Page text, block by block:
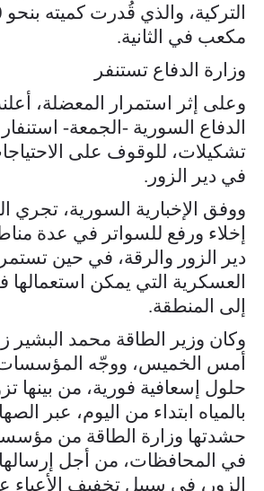
مكعب في الثانية.
وزارة الدفاع تستنفر
وعلى إثر استمرار المعضلة،
الدفاع السورية -الجمعة-
تشكيلات، للوقوف على
في دير الزور.
ووفق الإخبارية السورية، تجري
إخلاء ورفع للسواتر في عدة
دير الزور والرقة، في حين
العسكرية التي يمكن
إلى المنطقة.
وكان وزير الطاقة محمد البشير
أمس الخميس، ووجّه المؤسسات
حلول إسعافية فورية، من بينها
بالمياه ابتداء من اليوم، عبر
حشدتها وزارة الطاقة من
في المحافظات، من أجل إرسالها
الزور، ‏‏في سبيل تخفيف الأعباء